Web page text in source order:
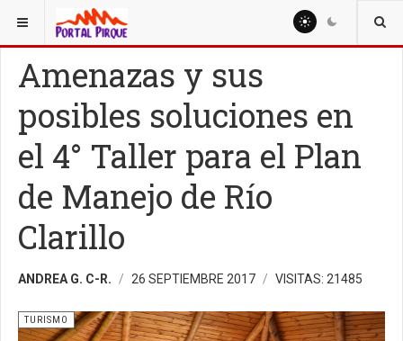
ESTÁ AQUÍ: TURISMO
Amenazas y sus
posibles soluciones en
el 4° Taller para el Plan
de Manejo de Río
Clarillo
ANDREA G. C-R. 26 SEPTIEMBRE 2017 VISITAS: 21485
TURISMO